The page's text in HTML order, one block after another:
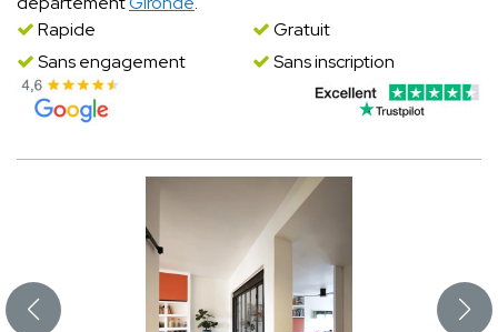
Rapide
Gratuit
Sans engagement
Sans inscription